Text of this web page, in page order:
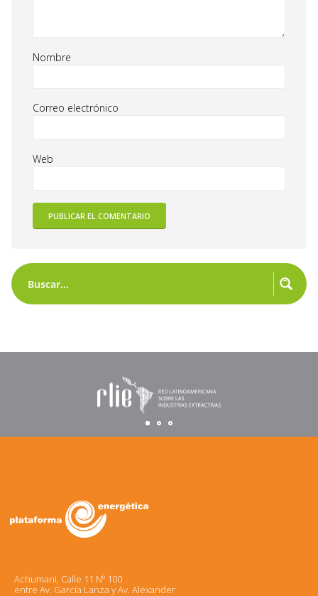
Nombre
Correo electrónico
Web
Achumani, Calle 11 Nº 100
entre Av. García Lanza y Av. Alexander